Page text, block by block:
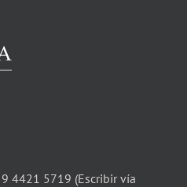
4421 5719 (Escribir vía